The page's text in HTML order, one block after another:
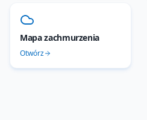
Mapa zachmurzenia
Otwórz